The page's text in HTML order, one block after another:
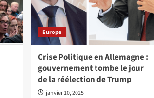
Europe
Crise Politique en Allemagne :
gouvernement tombe le jour
de la réélection de Trump
janvier 10, 2025